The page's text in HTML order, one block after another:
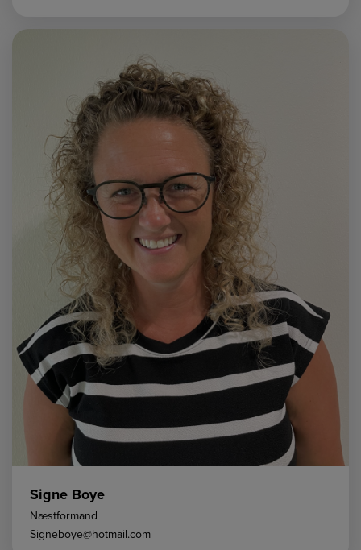
Signe Boye
Næstformand
Signeboye@hotmail.com